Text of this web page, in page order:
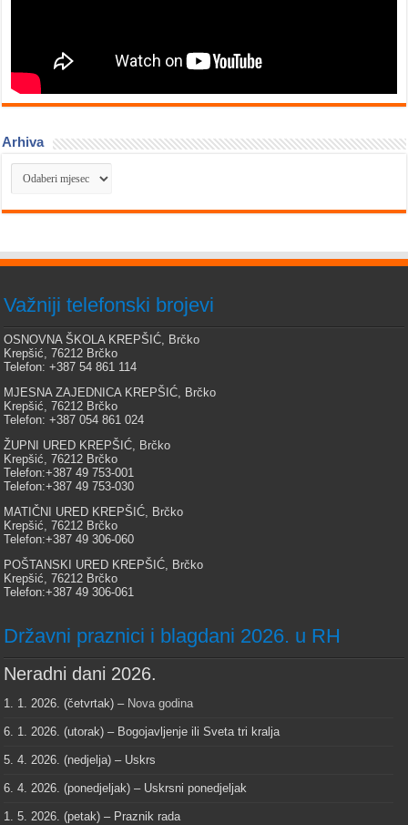
Arhiva
Arhiva
Važniji telefonski brojevi
OSNOVNA ŠKOLA KREPŠIĆ, Brčko
Krepšić, 76212 Brčko
Telefon: +387 54 861 114
MJESNA ZAJEDNICA KREPŠIĆ, Brčko
Krepšić, 76212 Brčko
Telefon: +387 054 861 024
ŽUPNI URED KREPŠIĆ, Brčko
Krepšić, 76212 Brčko
Telefon:+387 49 753-001
Telefon:+387 49 753-030
MATIČNI URED KREPŠIĆ, Brčko
Krepšić, 76212 Brčko
Telefon:+387 49 306-060
POŠTANSKI URED KREPŠIĆ, Brčko
Krepšić, 76212 Brčko
Telefon:+387 49 306-061
Državni praznici i blagdani 2026. u RH
Neradni dani 2026.
1. 1. 2026. (četvrtak) – Nova godina
6. 1. 2026. (utorak) – Bogojavljenje ili Sveta tri kralja
5. 4. 2026. (nedjelja) – Uskrs
6. 4. 2026. (ponedjeljak) – Uskrsni ponedjeljak
1. 5. 2026. (petak) – Praznik rada